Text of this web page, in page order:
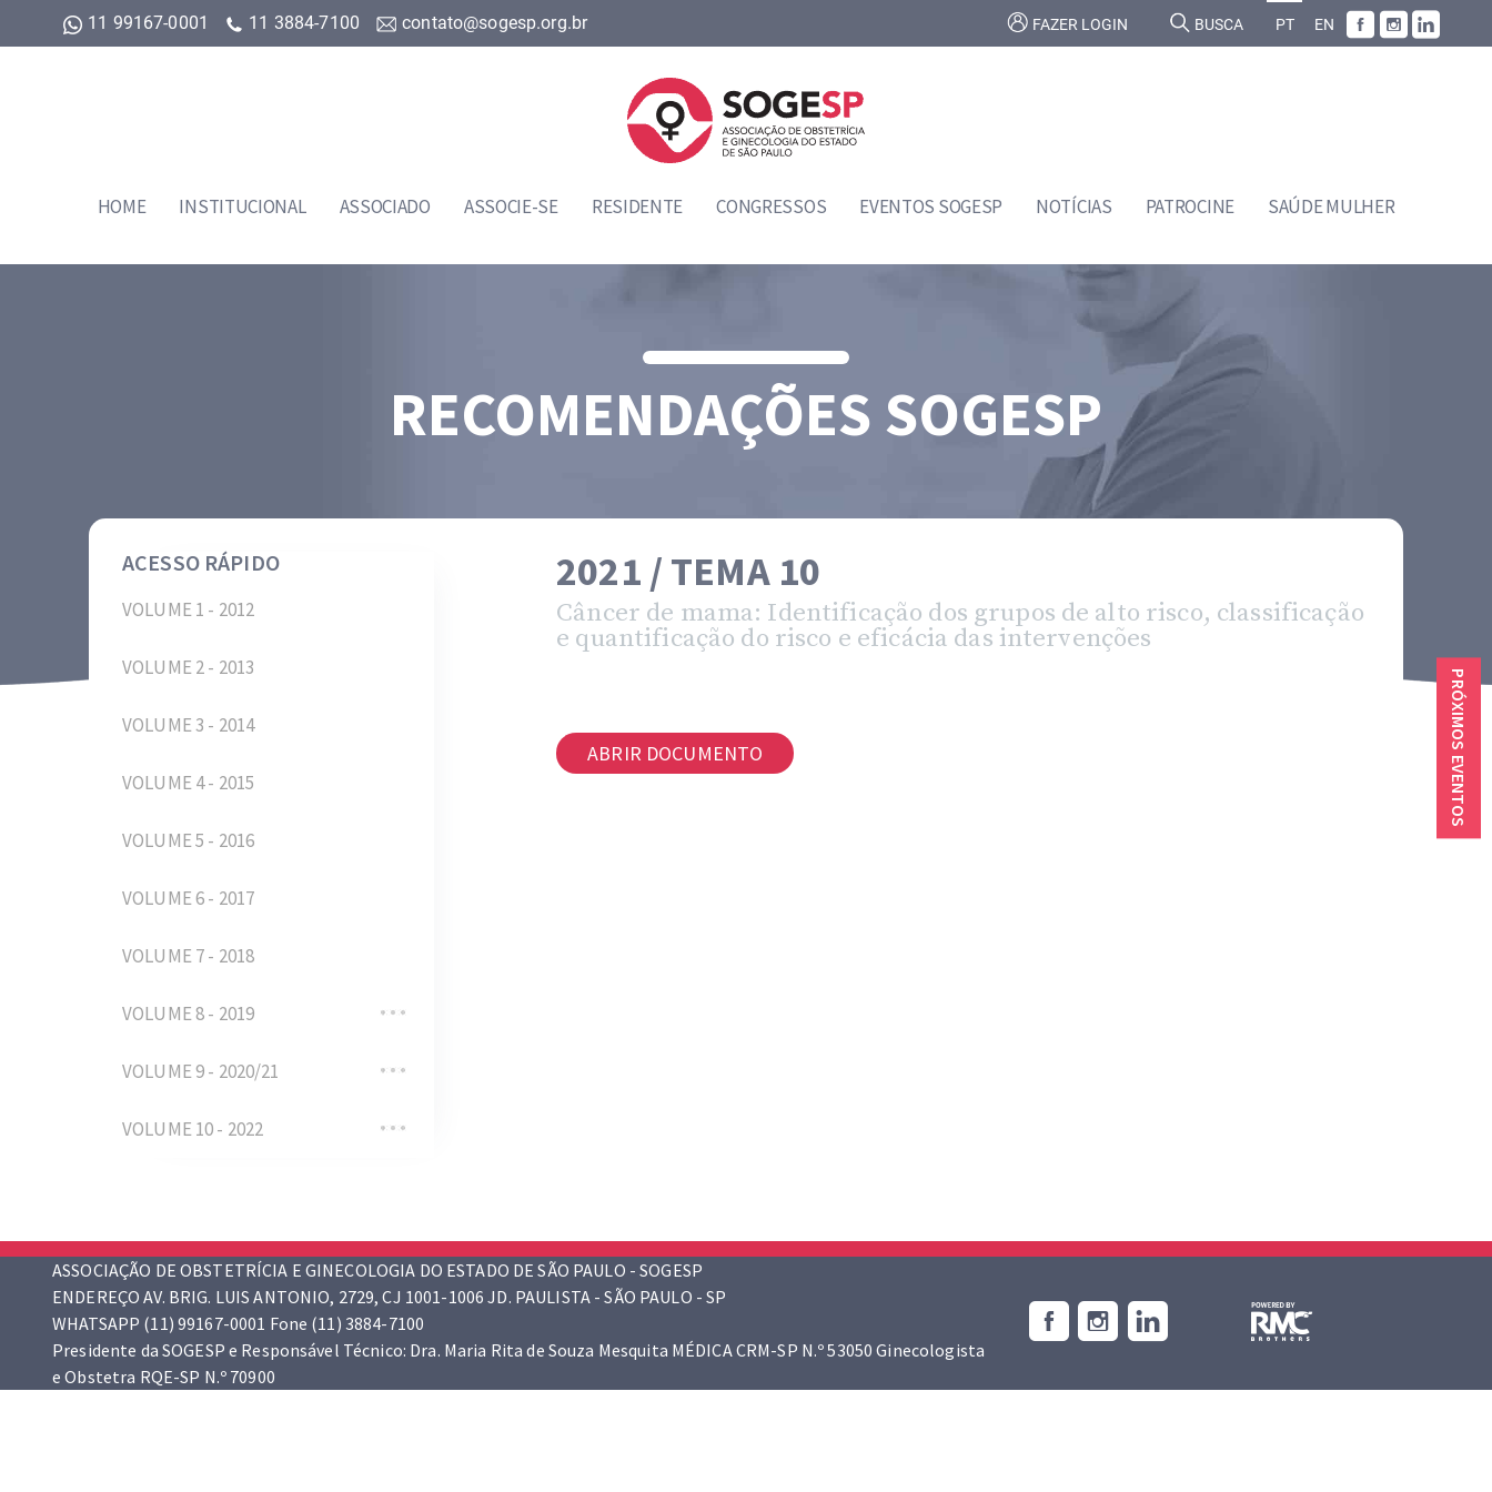
11 99167-0001 11 3884-7100 contato@sogesp.org.br FAZER LOGIN BUSCA PT EN
HOME INSTITUCIONAL ASSOCIADO ASSOCIE-SE RESIDENTE CONGRESSOS EVENTOS SOGESP NOTÍCIAS PATROCINE SAÚDE MULHER
RECOMENDAÇÕES SOGESP
ACESSO RÁPIDO
VOLUME 1 - 2012
VOLUME 2 - 2013
VOLUME 3 - 2014
VOLUME 4 - 2015
VOLUME 5 - 2016
VOLUME 6 - 2017
VOLUME 7 - 2018
VOLUME 8 - 2019
VOLUME 9 - 2020/21
VOLUME 10 - 2022
2021 / TEMA 10
Câncer de mama: Identificação dos grupos de alto risco, classificação
e quantificação do risco e eficácia das intervenções
ABRIR DOCUMENTO
ASSOCIAÇÃO DE OBSTETRÍCIA E GINECOLOGIA DO ESTADO DE SÃO PAULO - SOGESP
ENDEREÇO AV. BRIG. LUIS ANTONIO, 2729, CJ 1001-1006 JD. PAULISTA - SÃO PAULO - SP
WHATSAPP (11) 99167-0001 Fone (11) 3884-7100
Presidente da SOGESP e Responsável Técnico: Dra. Maria Rita de Souza Mesquita MÉDICA CRM-SP N.º 53050 Ginecologista
e Obstetra RQE-SP N.º 70900
PRÓXIMOS EVENTOS